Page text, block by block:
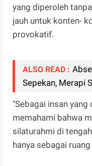
yang diperoleh
jauh untuk konten-
provokatif.
ALSO READ :
Sepekan, Merapi
"Sebagai insan
memahami bahwa
silaturahmi di
hanya sebagai